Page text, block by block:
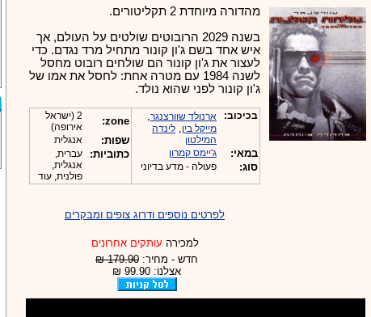
לרשותכם פעיל 24/7
אנחנו כאן לכול שאלה וזמינים
במענה הטלפוני שלנו.ובמייל
.האתר לרשותכם 24/7
מענה טלפוני: 09-7652392
צוות דיוידי מאסטר ישיר.
מהדורה מיוחדת 2 תקליטורים.
בשנה 2029 הרובוטים שולטים על העולם, אך
איש אחד בשם ג'ון קונור מתחיל מרד נגדם. כדי
לעצור את ג'ון קונור הם שולחים רובוט מחסל
לשנה 1984 עם מטרה אחת: לחסל את אמו של
ג'ון קונור לפני שהוא נולד.
בכיכוב: ארנולד שוורצנגר,
מייקל בין, לינדה
המילטון
במאי: ג'יימס קמרון
סוג: פעולה - מדע בדיוני
zone:
2 (ישראל
אירופה)
שפות: אנגלית
כתוביות:
עברית,
אנגלית,
פולנית, עוד
לפרטים נוספים ודרוג צופים ומבקרים
למכירה עותקים אחרונים
חדש - מחיר: 179.90 ₪
אצלנו: 99.90 ₪